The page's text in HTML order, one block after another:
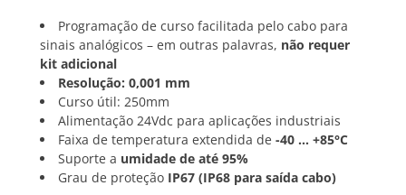
Programação de curso facilitada pelo cabo para
sinais analógicos – em outras palavras, não requer
kit adicional
Resolução: 0,001 mm
Curso útil: 250mm
Alimentação 24Vdc para aplicações industriais
Faixa de temperatura extendida de -40 … +85°C
Suporte a umidade de até 95%
Grau de proteção IP67 (IP68 para saída cabo)